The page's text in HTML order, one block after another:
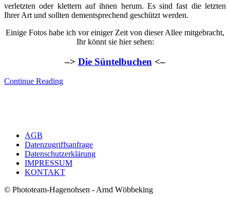
verletzten oder klettern auf ihnen herum. Es sind fast die letzten
Ihrer Art und sollten dementsprechend geschützt werden.
Einige Fotos habe ich vor einiger Zeit von dieser Allee mitgebracht,
Ihr könnt sie hier sehen:
–> Die Süntelbuchen <–
Continue Reading
AGB
Datenzugriffsanfrage
Datenschutzerklärung
IMPRESSUM
KONTAKT
© Phototeam-Hagenohsen - Arnd Wöbbeking